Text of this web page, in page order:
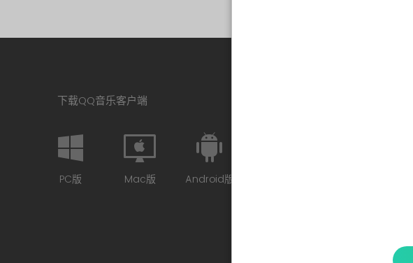
下载QQ音乐客户端
PC版 Mac版 Android版